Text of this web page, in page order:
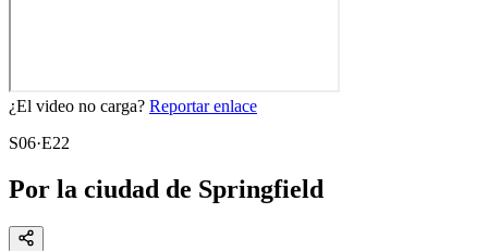
¿El video no carga? Reportar enlace
S06·E22
Por la ciudad de Springfield